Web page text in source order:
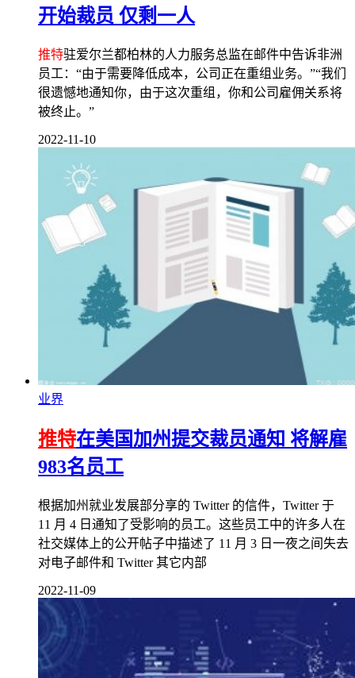
开始裁员 仅剩一人
推特驻爱尔兰都柏林的人力服务总监在邮件中告诉非洲
员工：“由于需要降低成本，公司正在重组业务。”“我们
很遗憾地通知你，由于这次重组，你和公司雇佣关系将
被终止。”
2022-11-10
业界
推特在美国加州提交裁员通知 将解雇
983名员工
根据加州就业发展部分享的 Twitter 的信件，Twitter 于
11 月 4 日通知了受影响的员工。这些员工中的许多人在
社交媒体上的公开帖子中描述了 11 月 3 日一夜之间失去
对电子邮件和 Twitter 其它内部
2022-11-09